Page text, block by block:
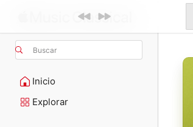
Buscar
Inicio
Explorar